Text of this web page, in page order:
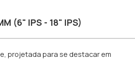
(6" IPS - 18" IPS)
projetada para se destacar em